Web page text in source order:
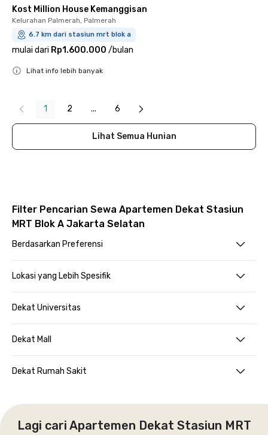
Kost Million House Kemanggisan
Kelurahan Palmerah, Palmerah
6.7 km dari stasiun mrt blok a
mulai dari Rp1.600.000 /bulan
Lihat info lebih banyak
1 2 ... 6
Lihat Semua Hunian
Filter Pencarian Sewa Apartemen Dekat Stasiun
MRT Blok A Jakarta Selatan
Berdasarkan Preferensi
Lokasi yang Lebih Spesifik
Dekat Universitas
Dekat Mall
Dekat Rumah Sakit
Lagi cari Apartemen Dekat Stasiun MRT